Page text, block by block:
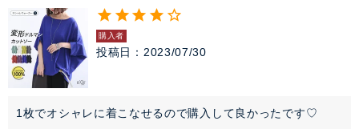
購入者
投稿日 2023/07/30
1枚でオシャレに着こなせるので購入して良かったです♡